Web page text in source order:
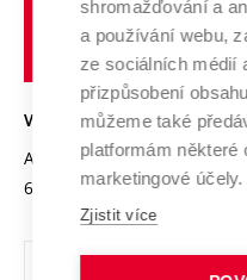
Transfer znalostí
Open Science
Projekty
Projekty ze strukturálních
Specifický výzkum
Služby univerzity
Mezinárodní dohody
Univerzitní sítě
Udržitelná univerzita
Podnikavá univerzita /
Bezpečná univerzita
Vyznamenání
Organizační struktura
VYSOKÉ UČENÍ TECHNICKÉ
Antonínská 548/1
602 00 Brno
shromažďování a
a používání webu,
ze sociálních médií
přizpůsobení
můžeme také
platformám některé
marketingové účely.
Zjistit více